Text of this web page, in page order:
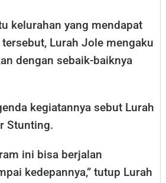
kelurahan yang mendapat
Lurah Jole mengaku
dengan sebaik-baiknya
kegiatannya sebut Lurah
Stunting.
ini bisa berjalan
kedepannya,” tutup Lurah